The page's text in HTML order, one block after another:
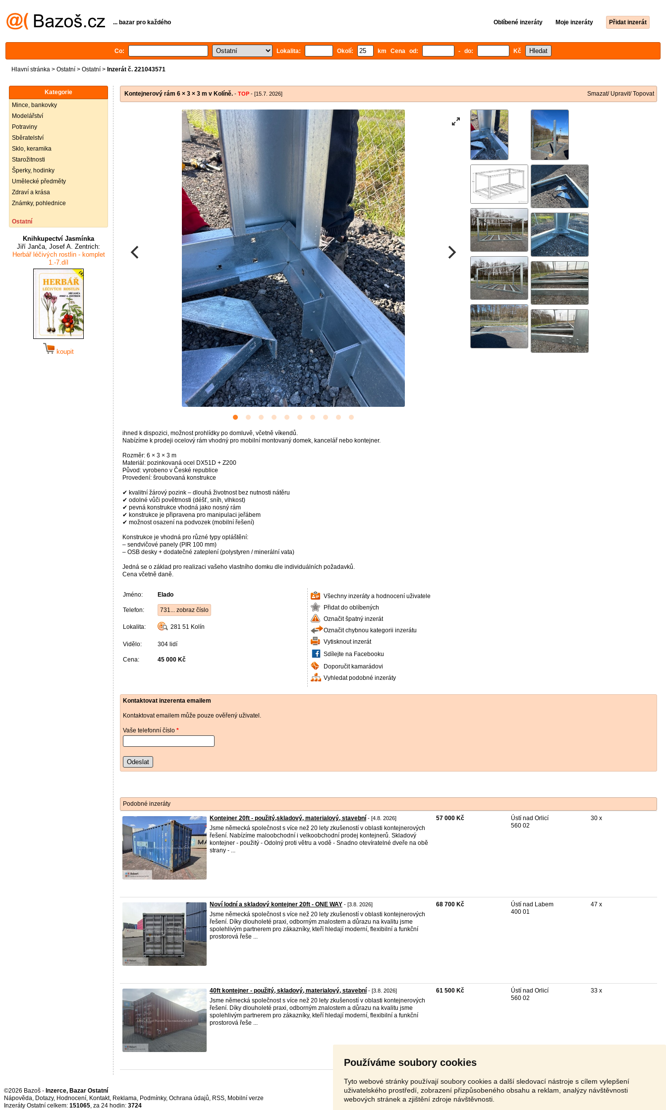
Používáme soubory cookies
Tyto webové stránky používají soubory cookies a další sledovací nástroje s cílem vylepšení
uživatelského prostředí, zobrazení přizpůsobeného obsahu a reklam, analýzy návštěvnosti
webových stránek a zjištění zdroje návštěvnosti.
... bazar pro každého Oblíbené inzeráty Moje inzeráty Přidat inzerát
Co: Lokalita: Okolí: km Cena od: - do: Kč
Hlavní stránka > Ostatní > Ostatní > Inzerát č. 221043571
Kategorie
Mince, bankovky
Modelářství
Potraviny
Sběratelství
Sklo, keramika
Starožitnosti
Šperky, hodinky
Umělecké předměty
Zdraví a krása
Známky, pohlednice
Ostatní
Knihkupectví Jasmínka
Jiří Janča, Josef A. Zentrich:
Herbář léčivých rostlin - komplet
1.-7.díl
koupit
Kontejnerový rám 6 × 3 × 3 m v Kolíně. - TOP - [15.7. 2026] Smazat/ Upravit/ Topovat
ihned k dispozici, možnost prohlídky po domluvě, včetně víkendů.
Nabízíme k prodeji ocelový rám vhodný pro mobilní montovaný domek, kancelář nebo kontejner.
Rozměr: 6 × 3 × 3 m
Materiál: pozinkovaná ocel DX51D + Z200
Původ: vyrobeno v České republice
Provedení: šroubovaná konstrukce
✔ kvalitní žárový pozink – dlouhá životnost bez nutnosti nátěru
✔ odolné vůči povětrnosti (déšť, sníh, vlhkost)
✔ pevná konstrukce vhodná jako nosný rám
✔ konstrukce je připravena pro manipulaci jeřábem
✔ možnost osazení na podvozek (mobilní řešení)
Konstrukce je vhodná pro různé typy opláštění:
– sendvičové panely (PIR 100 mm)
– OSB desky + dodatečné zateplení (polystyren / minerální vata)
Jedná se o základ pro realizaci vašeho vlastního domku dle individuálních požadavků.
Cena včetně daně.
Jméno: Elado
Telefon: 731... zobraz číslo
Lokalita: 281 51 Kolín
Vidělo: 304 lidí
Cena: 45 000 Kč
Všechny inzeráty a hodnocení uživatele
Přidat do oblíbených
Označit špatný inzerát
Označit chybnou kategorii inzerátu
Vytisknout inzerát
Sdílejte na Facebooku
Doporučit kamarádovi
Vyhledat podobné inzeráty
Kontaktovat inzerenta emailem
Kontaktovat emailem může pouze ověřený uživatel.
Vaše telefonní číslo *
Odeslat
Podobné inzeráty
Kontejner 20ft - použitý,skladový, materialový, stavební - [4.8. 2026]
Jsme německá společnost s více než 20 lety zkušeností v oblasti kontejnerových
řešení. Nabízíme maloobchodní i velkoobchodní prodej kontejnerů. Skladový
kontejner - použitý - Odolný proti větru a vodě - Snadno otevíratelné dveře na obě
strany - ...
57 000 Kč
Ústí nad Orlicí
560 02
30 x
Noví lodní a skladový kontejner 20ft - ONE WAY - [3.8. 2026]
Jsme německá společnost s více než 20 lety zkušeností v oblasti kontejnerových
řešení. Díky dlouholeté praxi, odborným znalostem a důrazu na kvalitu jsme
spolehlivým partnerem pro zákazníky, kteří hledají moderní, flexibilní a funkční
prostorová řeše ...
68 700 Kč
Ústí nad Labem
400 01
47 x
40ft kontejner - použitý, skladový, materialový, stavební - [3.8. 2026]
Jsme německá společnost s více než 20 lety zkušeností v oblasti kontejnerových
řešení. Díky dlouholeté praxi, odborným znalostem a důrazu na kvalitu jsme
spolehlivým partnerem pro zákazníky, kteří hledají moderní, flexibilní a funkční
prostorová řeše ...
61 500 Kč
Ústí nad Orlicí
560 02
33 x
©2026 Bazoš - Inzerce, Bazar Ostatní
Nápověda, Dotazy, Hodnocení, Kontakt, Reklama, Podmínky, Ochrana údajů, RSS,
Inzeráty Ostatní celkem: 151065, za 24 hodin: 3724